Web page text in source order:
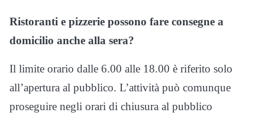
Ristoranti e pizzerie possono fare consegne a
domicilio anche alla sera?
Il limite orario dalle 6.00 alle 18.00 è riferito solo
all’apertura al pubblico. L’attività può comunque
proseguire negli orari di chiusura al pubblico